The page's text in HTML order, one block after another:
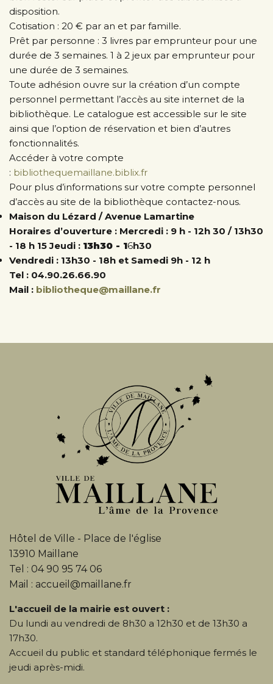
disposition.
Cotisation : 20 € par an et par famille.
Prêt par personne : 3 livres par emprunteur pour une
durée de 3 semaines. 1 à 2 jeux par emprunteur pour
une durée de 3 semaines.
Toute adhésion ouvre sur la création d’un compte
personnel permettant l’accès au site internet de la
bibliothèque. Le catalogue est accessible sur le site
ainsi que l’option de réservation et bien d’autres
fonctionnalités.
Accéder à votre compte
: bibliothequemaillane.biblix.fr
Pour plus d’informations sur votre compte personnel
d’accès au site de la bibliothèque contactez-nous.
Maison du Lézard / Avenue Lamartine
Horaires d’ouverture : Mercredi : 9 h - 12h 30 / 13h30
- 18 h 15 Jeudi : 13h30 - 16h30
Vendredi : 13h30 - 18h et Samedi 9h - 12 h
Tel : 04.90.26.66.90
Mail : bibliotheque@maillane.fr
Hôtel de Ville - Place de l'église
13910 Maillane
Tel : 04 90 95 74 06
Mail : accueil@maillane.fr
L'accueil de la mairie est ouvert :
Du lundi au vendredi de 8h30 a 12h30 et de 13h30 a
17h30.
Accueil du public et standard téléphonique fermés le
jeudi après-midi.